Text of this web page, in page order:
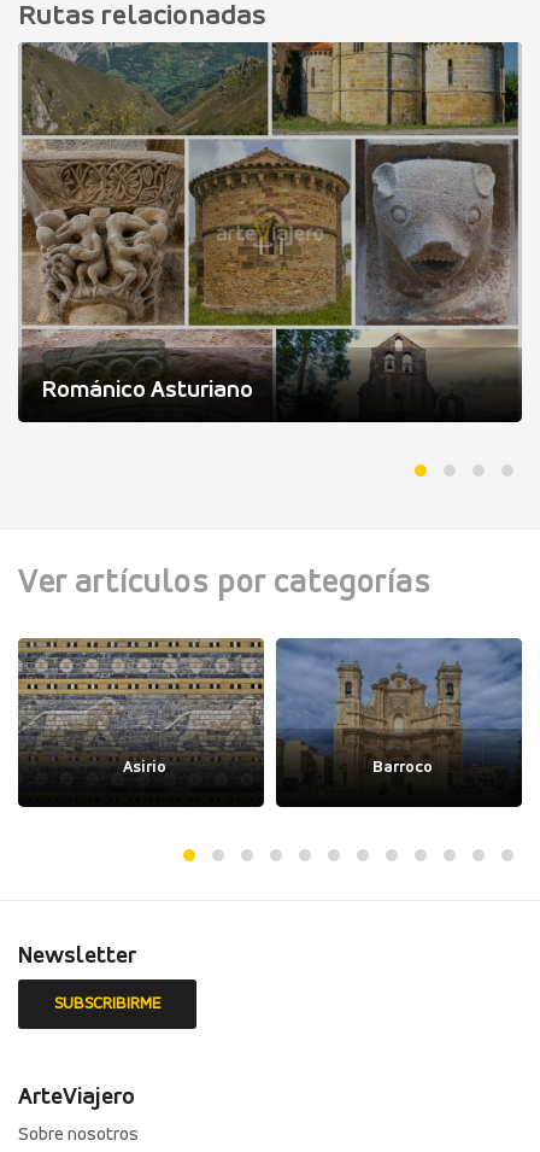
Rutas relacionadas
Románico Asturiano
Ver artículos por categorías
Asirio Barroco
Newsletter
ArteViajero
Sobre nosotros